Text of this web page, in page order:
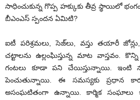
సాధించుకున్న గొప్ప హక్కుకు తీవ్ర స్థాయిలో
బీఎంఎస్‌ స్పందన ఏమిటి?
ఐటీ పరిశ్రమలు, సెజ్‌లు, వస్తు తయారీ
చట్టాలను ఉల్లంఘిస్తున్న మాట వాస్తవం.
గంటలు కూడా పని చేయిస్తున్నాయి. ఇంటి
పెంచుతున్నాయి. ఈ సమస్యకు ప్రధాన
అసంఘటితంగా ఉన్నాయి. కార్మిక